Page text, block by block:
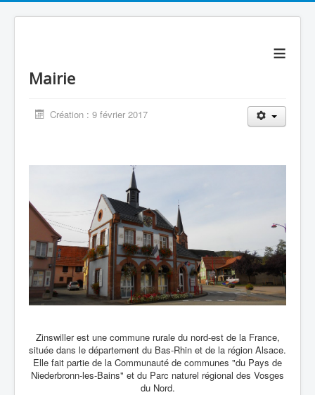
≡
Mairie
Création : 9 février 2017
Zinswiller est une commune rurale du nord-est de la France,
située dans le département du Bas-Rhin et de la région Alsace.
Elle fait partie de la Communauté de communes "du Pays de
Niederbronn-les-Bains" et du Parc naturel régional des Vosges
du Nord.